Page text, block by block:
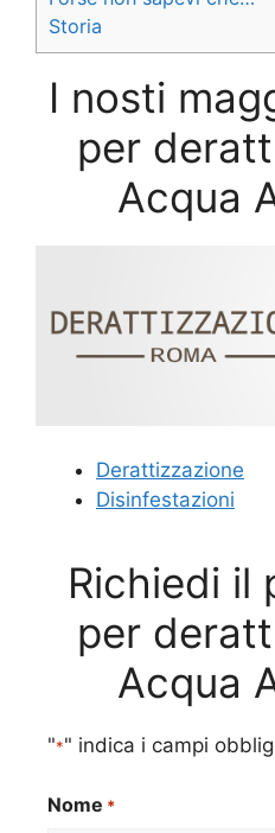
Storia
I nosti
per
Acqua
Derattizzazione
Disinfestazioni
Richiedi il
per
Acqua
"*" indica i campi
Nome *